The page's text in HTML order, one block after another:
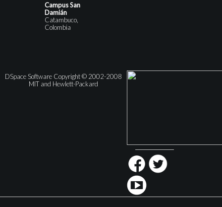
Campus San
Damián
Catambuco,
Colombia
DSpace Software Copyright © 2002-2008
MIT and Hewlett-Packard